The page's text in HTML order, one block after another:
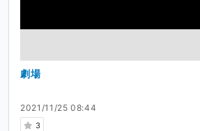
2021/11/25 08:44
3
劇場